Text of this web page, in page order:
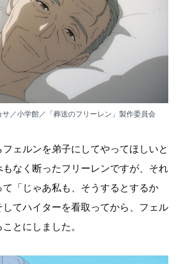
／小学館／「葬送のフリーレン」製作委員会
ェルンを弟子にしてやってほしいと
なく断ったフリーレンですが、それ
「じゃあ私も、そうするとするか
てハイターを看取ってから、フェル
とにしました。